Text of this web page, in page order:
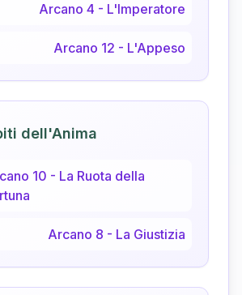
Arcano 4 - L'Imperatore
Arcano 12 - L'Appeso
dell'Anima
10 - La Ruota della
Arcano 8 - La Giustizia